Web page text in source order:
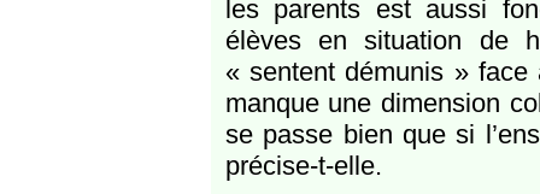
les parents est aussi
élèves en situation de
« sentent démunis »
manque une dimension
se passe bien que si
précise-t-elle.